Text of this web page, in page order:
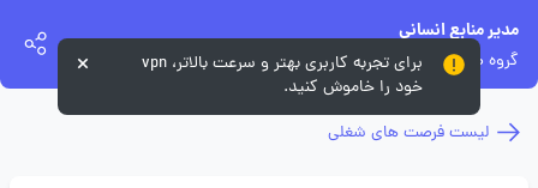
مدیر منابع انسانی
گروه صنعتی طبیعت ماکان
لیست فرصت های شغلی
برای تجربه کاربری بهتر و سرعت بالاتر، vpn
خود را خاموش کنید.